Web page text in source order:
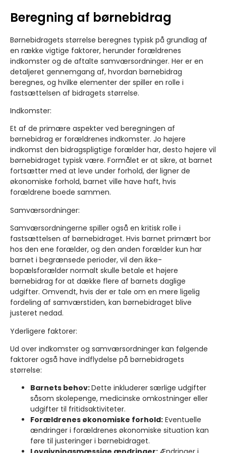
Beregning af børnebidrag
Børnebidragets størrelse beregnes typisk på grundlag af
en række vigtige faktorer, herunder forældrenes
indkomster og de aftalte samværsordninger. Her er en
detaljeret gennemgang af, hvordan børnebidrag
beregnes, og hvilke elementer der spiller en rolle i
fastsættelsen af bidragets størrelse.
Indkomster:
Et af de primære aspekter ved beregningen af
børnebidrag er forældrenes indkomster. Jo højere
indkomst den bidragspligtige forælder har, desto højere vil
børnebidraget typisk være. Formålet er at sikre, at barnet
fortsætter med at leve under forhold, der ligner de
økonomiske forhold, barnet ville have haft, hvis
forældrene boede sammen.
Samværsordninger:
Samværsordningerne spiller også en kritisk rolle i
fastsættelsen af børnebidraget. Hvis barnet primært bor
hos den ene forælder, og den anden forælder kun har
barnet i begrænsede perioder, vil den ikke-
bopælsforælder normalt skulle betale et højere
børnebidrag for at dække flere af barnets daglige
udgifter. Omvendt, hvis der er tale om en mere ligelig
fordeling af samværstiden, kan børnebidraget blive
justeret nedad.
Yderligere faktorer:
Ud over indkomster og samværsordninger kan følgende
faktorer også have indflydelse på børnebidragets
størrelse:
Barnets behov:Dette inkluderer særlige udgifter
såsom skolepenge, medicinske omkostninger eller
udgifter til fritidsaktiviteter.
Forældrenes økonomiske forhold: Eventuelle
ændringer i forældrenes økonomiske situation kan
føre til justeringer i børnebidraget.